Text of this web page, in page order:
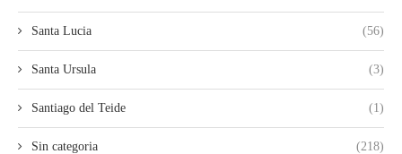
Santa Lucia (56)
Santa Ursula (3)
Santiago del Teide (1)
Sin categoria (218)